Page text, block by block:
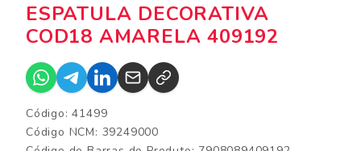
ESPATULA DECORATIVA
COD18 AMARELA 409192
Código: 41499
Código NCM: 39249000